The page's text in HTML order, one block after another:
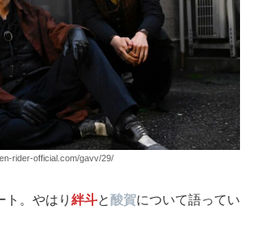
rider-official.com/gavv/29/
ト。やはり 絆斗と酸賀について語ってい